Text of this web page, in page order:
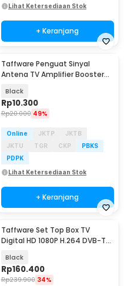
Lihat Ketersediaan Stok
+ Keranjang
Taffware Penguat Sinyal
Antena TV Amplifier Booster
Black
Rp10.300
Rp20.000 49%
Online JKTP
JKTB
JKTU
TGR CKP
PBKS
PDPK
Lihat Ketersediaan Stok
+ Keranjang
Taffware Set Top Box TV
Digital HD 1080P H.264 DVB-T2
Black
Rp160.400
Rp239.900 34%